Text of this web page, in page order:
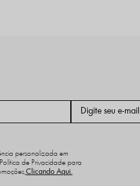
personalizada em
de Privacidade para